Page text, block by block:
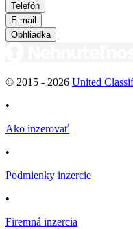
Telefón
E-mail
Obhliadka
© 2015 - 2026 United
•
Ako inzerovať
•
Podmienky inzercie
•
Firemná inzercia